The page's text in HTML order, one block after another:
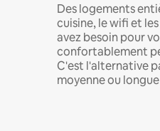
Des logements
cuisine, le wifi et
avez besoin pour
confortablement
C'est l'alternative
moyenne ou